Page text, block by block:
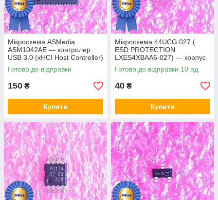
Мікросхема ASMedia
ASM1042AE — контролер
USB 3.0 (xHCI Host Controller)
Готово до відправки
150 ₴
Купити
Мікросхема 44UCG 027 (
ESD PROTECTION
LXES4XBAA6-027) — корпус
msop8
Готово до відправки 10 од.
40 ₴
Купити